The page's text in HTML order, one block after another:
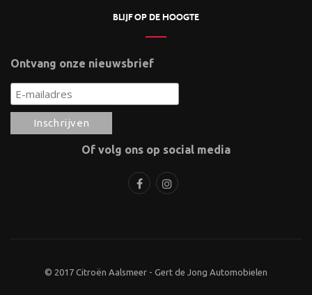
BLIJF OP DE HOOGTE
Ontvang onze nieuwsbrief
Of volg ons op social media
© 2017 Citroën Aalsmeer - Gert de Jong Automobielen